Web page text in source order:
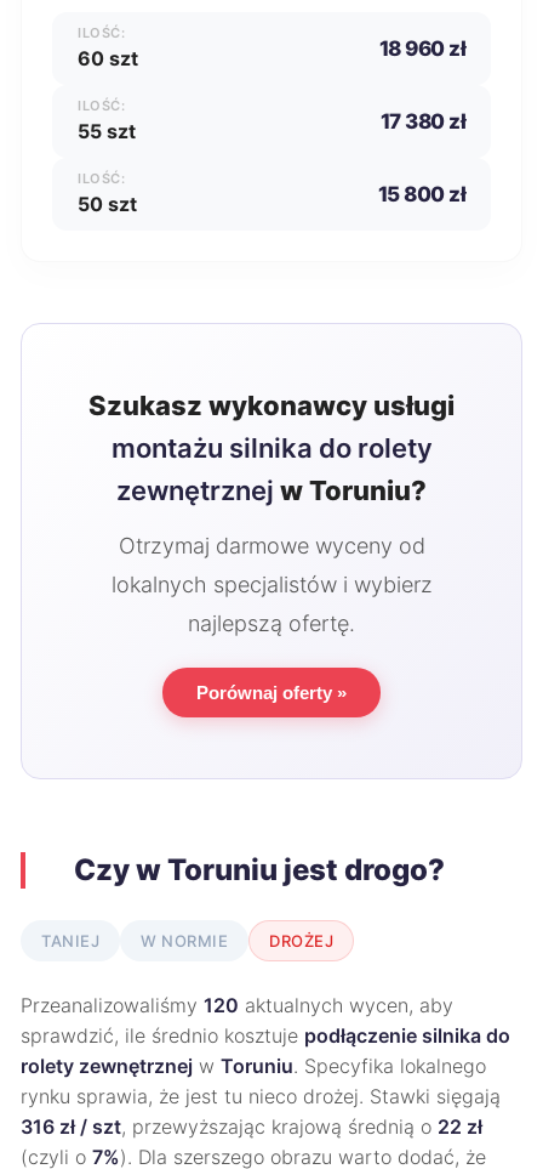
ILOŚĆ:
60 szt 18 960 zł
ILOŚĆ:
55 szt 17 380 zł
ILOŚĆ:
50 szt 15 800 zł
Szukasz wykonawcy usługi
montażu silnika do rolety
zewnętrznej w Toruniu?
Otrzymaj darmowe wyceny od
lokalnych specjalistów i wybierz
najlepszą ofertę.
Porównaj oferty »
Czy w Toruniu jest drogo?
TANIEJ W NORMIE DROŻEJ
Przeanalizowaliśmy 120 aktualnych wycen, aby
sprawdzić, ile średnio kosztuje podłączenie silnika do
rolety zewnętrznej w Toruniu. Specyfika lokalnego
rynku sprawia, że jest tu nieco drożej. Stawki sięgają
316 zł / szt, przewyższając krajową średnią o 22 zł
(czyli o 7%). Dla szerszego obrazu warto dodać, że